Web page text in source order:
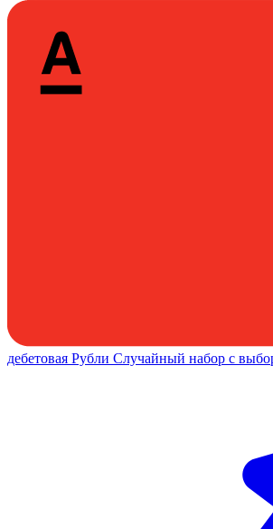
дебетовая Рубли Случайный набор с